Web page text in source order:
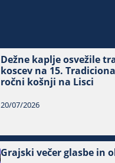
Dežne kaplje osvežile
koscev na 15.
ročni košnji na Lisci
20/07/2026
Grajski večer glasbe in